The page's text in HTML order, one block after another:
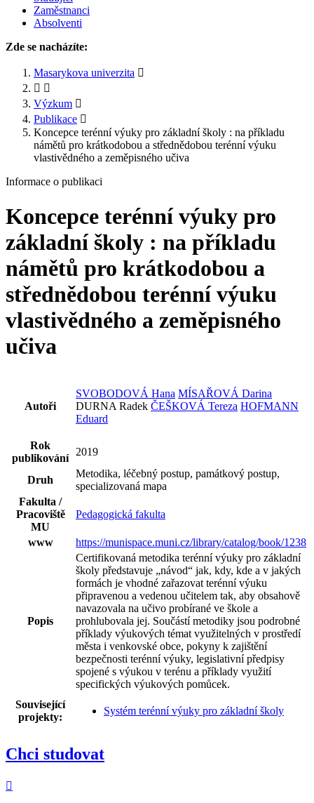
Zaměstnanci
Absolventi
Zde se nacházíte:
Masarykova univerzita
Výzkum
Publikace
Koncepce terénní výuky pro základní školy : na příkladu
námětů pro krátkodobou a střednědobou terénní výuku
vlastivědného a zeměpisného učiva
Informace o publikaci
Koncepce terénní výuky pro
základní školy : na příkladu
námětů pro krátkodobou a
střednědobou terénní výuku
vlastivědného a zeměpisného
učiva
Autoři
SVOBODOVÁ Hana MÍSAŘOVÁ Darina
DURNA Radek ČEŠKOVÁ Tereza HOFMANN
Eduard
Rok
publikování
2019
Druh
Metodika, léčebný postup, památkový postup,
specializovaná mapa
Fakulta /
Pracoviště
MU
Pedagogická fakulta
www https://munispace.muni.cz/library/catalog/book/1238
Popis
Certifikovaná metodika terénní výuky pro základní
školy představuje „návod“ jak, kdy, kde a v jakých
formách je vhodné zařazovat terénní výuku
připravenou a vedenou učitelem tak, aby obsahově
navazovala na učivo probírané ve škole a
prohlubovala jej. Součástí metodiky jsou podrobné
příklady výukových témat využitelných v prostředí
města i venkovské obce, pokyny k zajištění
bezpečnosti terénní výuky, legislativní předpisy
spojené s výukou v terénu a příklady využití
specifických výukových pomůcek.
Související
projekty:
Systém terénní výuky pro základní školy
Chci studovat